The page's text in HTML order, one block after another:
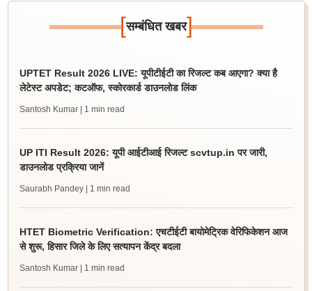
[सम्बंधित खबर]
UPTET Result 2026 LIVE: यूपीटीईटी का रिजल्ट कब आएगा? क्या है
लेटेस्ट अपडेट; कटऑफ, स्कोरकार्ड डाउनलोड लिंक
Santosh Kumar | 1 min read
UP ITI Result 2026: यूपी आईटीआई रिजल्ट scvtup.in पर जारी,
डाउनलोड प्रक्रिया जानें
Saurabh Pandey | 1 min read
HTET Biometric Verification: एचटीईटी बायोमेट्रिक वेरिफिकेशन आज
से शुरू, हिसार जिले के लिए सत्यापन केंद्र बदला
Santosh Kumar | 1 min read